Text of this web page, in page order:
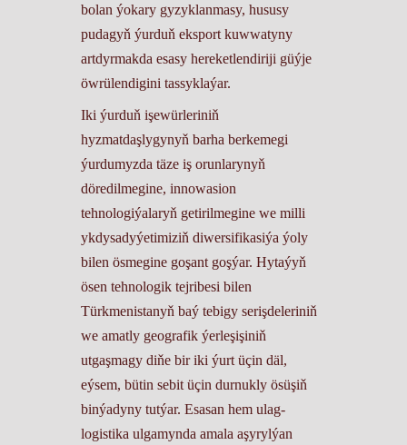
bolan ýokary gyzyklanmasy, hususy
pudagyň ýurduň eksport kuwwatyny
artdyrmakda esasy hereketlendiriji güýje
öwrülendigini tassyklaýar.
​Iki ýurduň işewürleriniň
hyzmatdaşlygynyň barha berkemegi
ýurdumyzda täze iş orunlarynyň
döredilmegine, innowasion
tehnologiýalaryň getirilmegine we milli
ykdysadyýetimiziň diwersifikasiýa ýoly
bilen ösmegine goşant goşýar. Hytaýyň
ösen tehnologik tejribesi bilen
Türkmenistanyň baý tebigy serişdeleriniň
we amatly geografik ýerleşişiniň
utgaşmagy diňe bir iki ýurt üçin däl,
eýsem, bütin sebit üçin durnukly ösüşiň
binýadyny tutýar. Esasan hem ulag-
logistika ulgamynda amala aşyrylýan